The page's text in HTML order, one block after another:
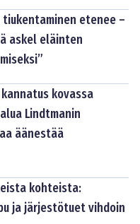
etenee –
askel eläinten
kovassa
Lindtmanin
äänestää
kohteista:
ja järjestötuet vihdoin